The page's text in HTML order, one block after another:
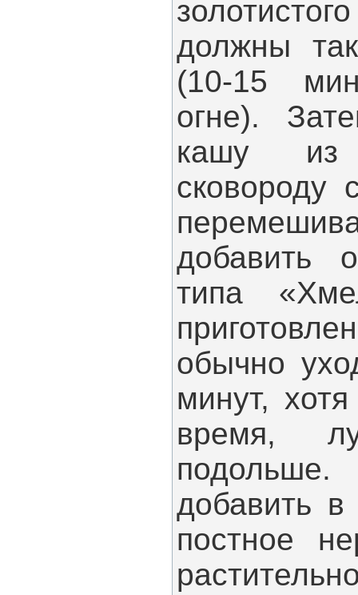
должны
(10-15
огне).
кашу из
сковороду
добавить
типа
обычно
минут,
время,
добавить в
постное